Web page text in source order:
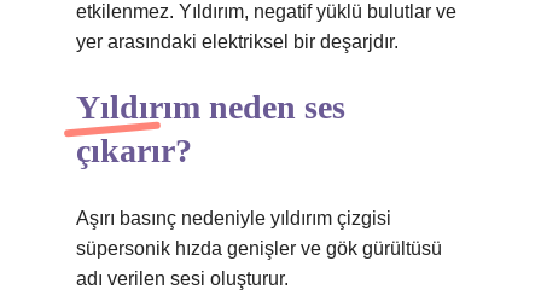
etkilenmez. Yıldırım, negatif yüklü bulutlar ve
yer arasındaki elektriksel bir deşarjdır.
Yıldırım neden ses
çıkarır?
Aşırı basınç nedeniyle yıldırım çizgisi
süpersonik hızda genişler ve gök gürültüsü
adı verilen sesi oluşturur.